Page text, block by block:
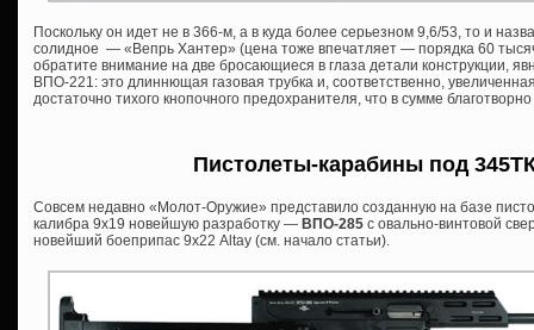
Поскольку он идет не в 366-м, а в куда более серьезном 9,6/53, то и
солидное — «Вепрь Хантер» (цена тоже впечатляет — порядка 60
обратите внимание на две бросающиеся в глаза детали конструкции,
ВПО-221: это длиннющая газовая трубка и, соответственно,
достаточно тихого кнопочного предохранителя, что в сумме
Пистолеты-карабины под
Совсем недавно «Молот-Оружие» представило созданную на базе
калибра 9х19 новейшую разработку — ВПО-285 с овально-винтовой
новейший боеприпас 9х22 Altay (см. начало статьи).